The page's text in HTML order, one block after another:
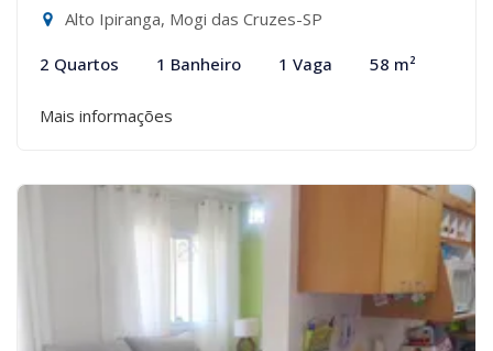
Alto Ipiranga, Mogi das Cruzes-SP
2 Quartos 1 Banheiro 1 Vaga 58 m²
Mais informações